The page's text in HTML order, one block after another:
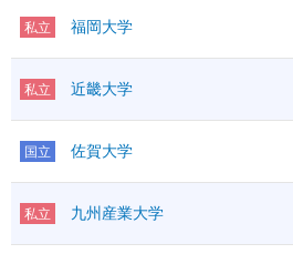
私立 福岡大学
私立 近畿大学
国立 佐賀大学
私立 九州産業大学